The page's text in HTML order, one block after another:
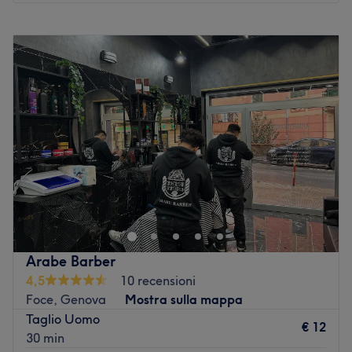
09:00
19:30
Mercoledì
09:00 –
Giovedì
11:00–20:00
Venerdì
09:00–19:30
Sabato
09:00– 15:00
Domenica
Chiuso
Il beauty salon Blu Dipinto Centro Estetico, aperto da
Giulia Pili nel dicembre del 2018, si trova in via Santa
Zita a Genova. Giovane, dinamico e in costante
evoluzione, il centro ha l'obiettivo di migliorare il proprio
servizio quotidianamente. Lo staff ha conseguito la
qualifica di Estetista (terzo anno) nelle scuole
specializzate di Genova e partecipa regolarmente a corsi
di formazione. Nel salone gli spazi sono spesso rinnovati,
per renderli sempre più confortevoli e familiari, con lo
scopo di far vivere ai clienti momenti speciali e
Arabe Barber
4,5
10 recensioni
Foce, Genova
Mostra sulla mappa
Taglio Uomo
30 min
€ 12